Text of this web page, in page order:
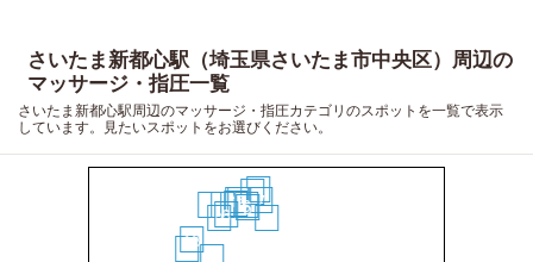
さいたま新都心駅（埼玉県さいたま市中央区）周辺の
マッサージ・指圧一覧
さいたま新都心駅周辺のマッサージ・指圧カテゴリのスポットを一覧で表示
しています。見たいスポットをお選びください。
2
5
6 7
8
9
10
11
1213
14
15
18
19
20